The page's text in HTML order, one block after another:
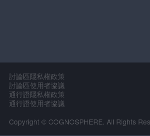
討論區隱私權政策
討論區使用者協議
通行證隱私權政策
通行證使用者協議
Copyright © COGNOSPHERE. All Rights